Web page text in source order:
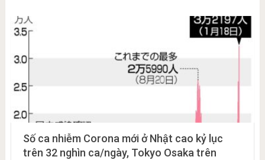
Số ca nhiễm Corona mới ở Nhật cao kỷ lục
trên 32 nghìn ca/ngày, Tokyo Osaka trên